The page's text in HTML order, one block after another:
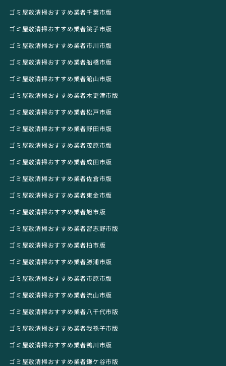
ゴミ屋敷清掃おすすめ業者千葉市版
ゴミ屋敷清掃おすすめ業者銚子市版
ゴミ屋敷清掃おすすめ業者市川市版
ゴミ屋敷清掃おすすめ業者船橋市版
ゴミ屋敷清掃おすすめ業者館山市版
ゴミ屋敷清掃おすすめ業者木更津市版
ゴミ屋敷清掃おすすめ業者松戸市版
ゴミ屋敷清掃おすすめ業者野田市版
ゴミ屋敷清掃おすすめ業者茂原市版
ゴミ屋敷清掃おすすめ業者成田市版
ゴミ屋敷清掃おすすめ業者佐倉市版
ゴミ屋敷清掃おすすめ業者東金市版
ゴミ屋敷清掃おすすめ業者旭市版
ゴミ屋敷清掃おすすめ業者習志野市版
ゴミ屋敷清掃おすすめ業者柏市版
ゴミ屋敷清掃おすすめ業者勝浦市版
ゴミ屋敷清掃おすすめ業者市原市版
ゴミ屋敷清掃おすすめ業者流山市版
ゴミ屋敷清掃おすすめ業者八千代市版
ゴミ屋敷清掃おすすめ業者我孫子市版
ゴミ屋敷清掃おすすめ業者鴨川市版
ゴミ屋敷清掃おすすめ業者鎌ケ谷市版